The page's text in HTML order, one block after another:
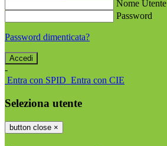
Nome Utente
Password
Password dimenticata?
-
Entra con SPID Entra con CIE
Seleziona utente
button close ×